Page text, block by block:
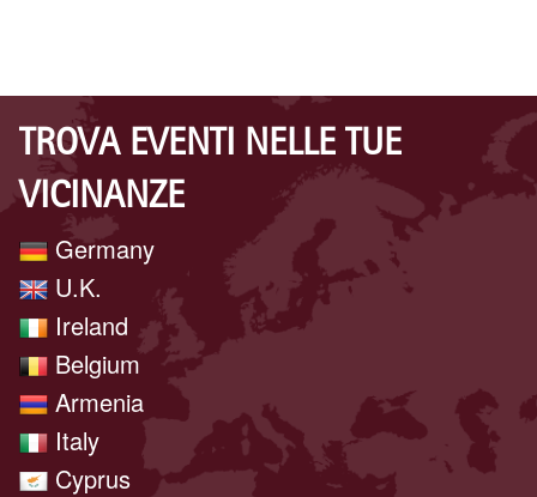
TROVA EVENTI NELLE TUE
VICINANZE
Germany
U.K.
Ireland
Belgium
Armenia
Italy
Cyprus